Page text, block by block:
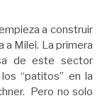
a construir
a Milei. La primera
de este sector
“patitos” en la
Pero no solo